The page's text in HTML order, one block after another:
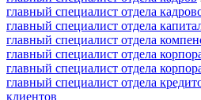
главный специалист отдела
главный специалист отдела
главный специалист отдела
главный специалист отдела
главный специалист отдела
главный специалист отдела
клиентов